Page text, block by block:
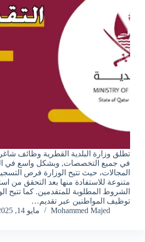
تطلق وزارة البلدية القطرية وظائف
في جميع التخصصات, وبشكل واسع في
المجالات، حيث تتيح الوزارة فرص
متنوعة للاستفادة منها بعد التحقق من
الشروط المطلوبة للمتقدمين. كما تتيح
توظيف المواطنين عبر تقديم…
Mohammed Majed
مايو 14, 2025